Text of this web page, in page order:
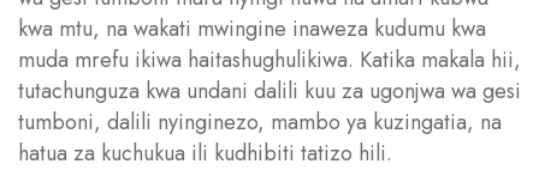
kwa mtu, na wakati mwingine inaweza kudumu kwa
muda mrefu ikiwa haitashughulikiwa. Katika makala hii,
tutachunguza kwa undani dalili kuu za ugonjwa wa gesi
tumboni, dalili nyinginezo, mambo ya kuzingatia, na
hatua za kuchukua ili kudhibiti tatizo hili.